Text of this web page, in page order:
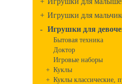
+ Игрушки для
- Игрушки для
Бытовая техника
Доктор
Игровые наборы
+ Куклы
+ Куклы классические,